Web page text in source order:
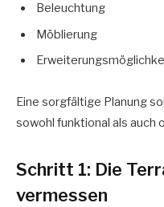
Beleuchtung
Möblierung
Eine sorgfältige Planung
sowohl funktional als auch
Schritt 1: Die
vermessen